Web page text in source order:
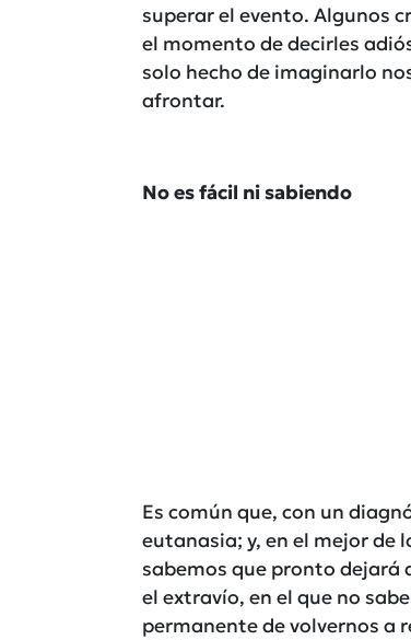
superar el evento. Algunos
el momento de decirles
solo hecho de imaginarlo
afrontar.
No es fácil ni sabiendo
Es común que, con un
eutanasia; y, en el mejor de
sabemos que pronto dejará
el extravío, en el que no
permanente de volvernos a